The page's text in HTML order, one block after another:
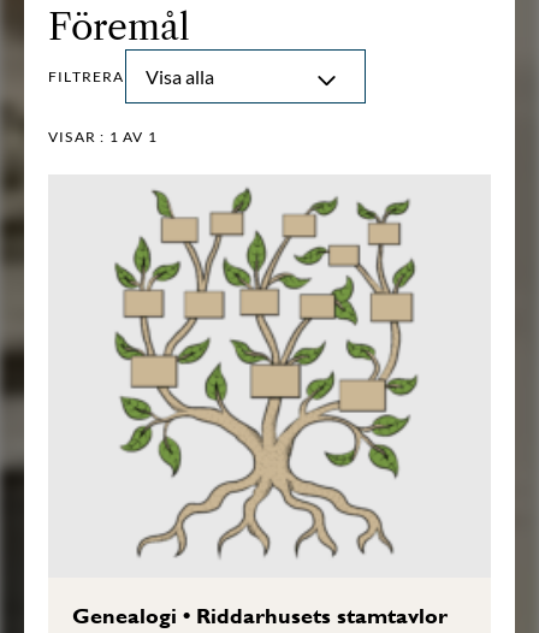
Föremål
FILTRERA Visa alla
VISAR : 1 AV 1
Genealogi • Riddarhusets stamtavlor